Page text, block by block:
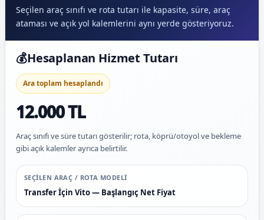
Seçilen araç sınıfı ve rota tutarı ile kapasite, süre, araç
ataması ve açık yol kalemlerini aynı yerde gösteriyoruz.
💰Hesaplanan Hizmet Tutarı
Ara toplam hesaplandı
12.000 TL
Araç sınıfı ve süre tutarı gösterilir; rota, köprü/otoyol ve bekleme
gibi açık kalemler ayrıca belirtilir.
SEÇILEN ARAÇ / ROTA MODELI
Transfer İçin Vito — Başlangıç Net Fiyat